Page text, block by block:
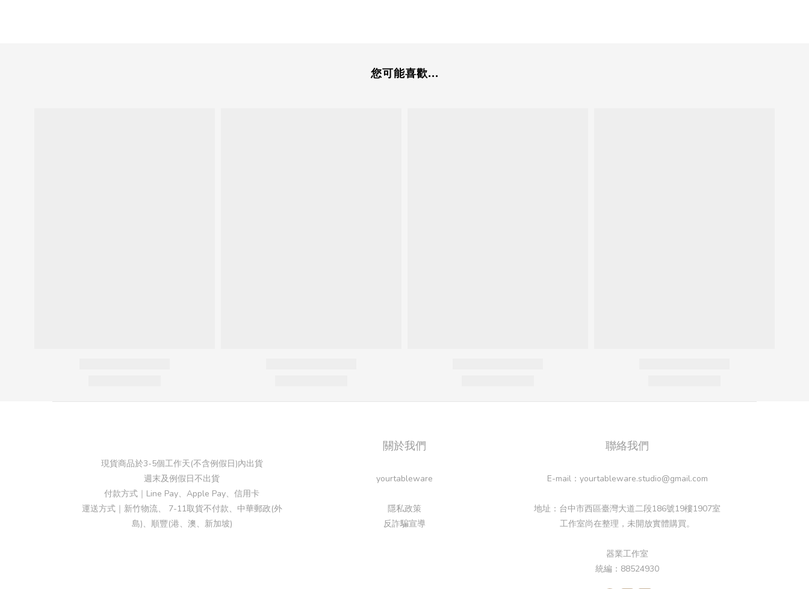
您可能喜歡...
現貨商品於3-5個工作天(不含例假日)內出貨
週末及例假日不出貨
付款方式｜Line Pay、Apple Pay、信用卡
運送方式｜新竹物流、 7-11取貨不付款、中華郵政(外
島)、順豐(港、澳、新加坡)
關於我們
yourtableware
隱私政策
反詐騙宣導
聯絡我們
E-mail：yourtableware.studio@gmail.com
地址：台中市西區臺灣大道二段186號19樓1907室
工作室尚在整理，未開放實體購買。
器業工作室
統編：88524930